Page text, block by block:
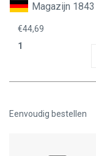
Magazijn 1843
€44,69
1
Eenvoudig bestellen